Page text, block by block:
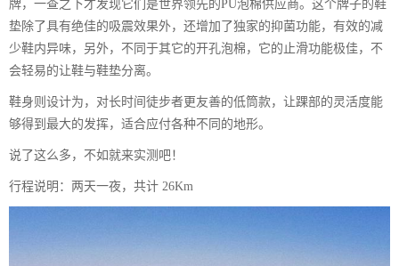
牌，一查之下才发现它们是世界领先的PU泡棉供应商。这个牌子的鞋
垫除了具有绝佳的吸震效果外，还增加了独家的抑菌功能，有效的减
少鞋内异味，另外，不同于其它的开孔泡棉，它的止滑功能极佳，不
会轻易的让鞋与鞋垫分离。
鞋身则设计为，对长时间徒步者更友善的低筒款，让踝部的灵活度能
够得到最大的发挥，适合应付各种不同的地形。
说了这么多，不如就来实测吧！
行程说明：两天一夜，共计 26Km